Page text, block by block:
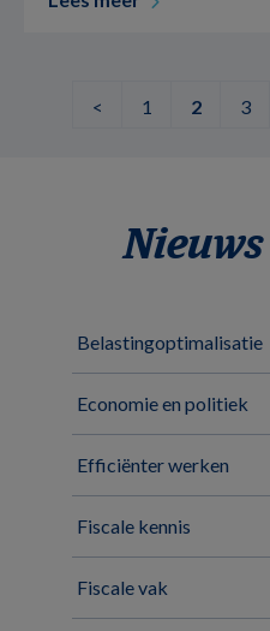
< 1 2 3
Nieuws
Belastingoptimalisatie
Economie en politiek
Efficiënter werken
Fiscale kennis
Fiscale vak